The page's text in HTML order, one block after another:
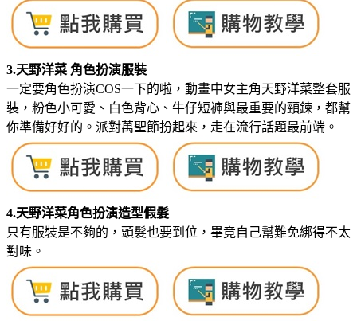
3.天野洋菜 角色扮演服裝
一定要角色扮演COS一下的啦，動畫中女主角天野洋菜整套服
裝，粉色小可愛、白色背心、牛仔短褲與最重要的頸鍊，都幫
你準備好好的。派對萬聖節扮起來，走在流行話題最前端。
4.天野洋菜角色扮演造型假髮
只有服裝是不夠的，頭髮也要到位，畢竟自己幫難免綁得不太
對味。